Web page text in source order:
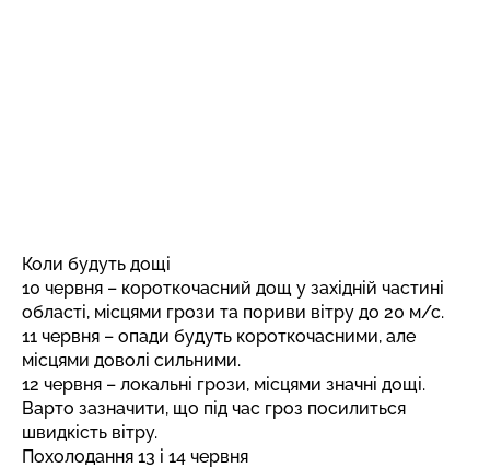
Коли будуть дощі
10 червня – короткочасний дощ у західній частині
області, місцями грози та пориви вітру до 20 м/с.
11 червня – опади будуть короткочасними, але
місцями доволі сильними.
12 червня – локальні грози, місцями значні дощі.
Варто зазначити, що під час гроз посилиться
швидкість вітру.
Похолодання 13 і 14 червня